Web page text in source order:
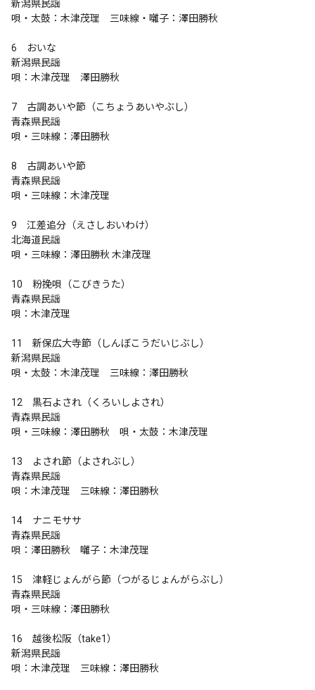
新潟県民謡
唄・太鼓：木津茂理　三味線・囃子：澤田勝秋
6　おいな
新潟県民謡
唄：木津茂理　澤田勝秋
7　古調あいや節（こちょうあいやぶし）
青森県民謡
唄・三味線：澤田勝秋
8　古調あいや節
青森県民謡
唄・三味線：木津茂理
9　江差追分（えさしおいわけ）
北海道民謡
唄・三味線：澤田勝秋 木津茂理
10　粉挽唄（こびきうた）
青森県民謡
唄：木津茂理
11　新保広大寺節（しんぼこうだいじぶし）
新潟県民謡
唄・太鼓：木津茂理　三味線：澤田勝秋
12　黒石よされ（くろいしよされ）
青森県民謡
唄・三味線：澤田勝秋　唄・太鼓：木津茂理
13　よされ節（よされぶし）
青森県民謡
唄：木津茂理　三味線：澤田勝秋
14　ナニモササ
青森県民謡
唄：澤田勝秋　囃子：木津茂理
15　津軽じょんがら節（つがるじょんがらぶし）
青森県民謡
唄・三味線：澤田勝秋
16　越後松阪（take1）
新潟県民謡
唄：木津茂理　三味線：澤田勝秋